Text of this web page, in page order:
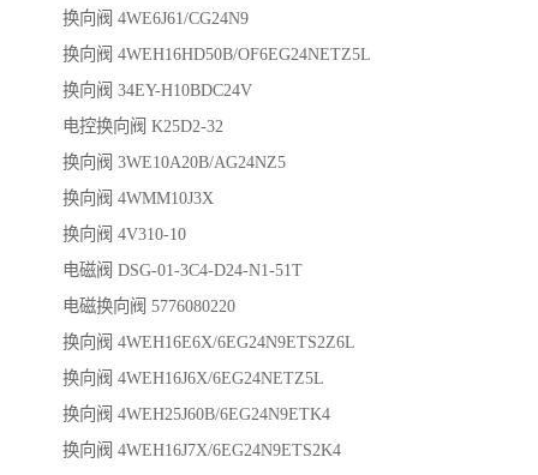
换向阀 4WE6J61/CG24N9
换向阀 4WEH16HD50B/OF6EG24NETZ5L
换向阀 34EY-H10BDC24V
电控换向阀 K25D2-32
换向阀 3WE10A20B/AG24NZ5
换向阀 4WMM10J3X
换向阀 4V310-10
电磁阀 DSG-01-3C4-D24-N1-51T
电磁换向阀 5776080220
换向阀 4WEH16E6X/6EG24N9ETS2Z6L
换向阀 4WEH16J6X/6EG24NETZ5L
换向阀 4WEH25J60B/6EG24N9ETK4
换向阀 4WEH16J7X/6EG24N9ETS2K4